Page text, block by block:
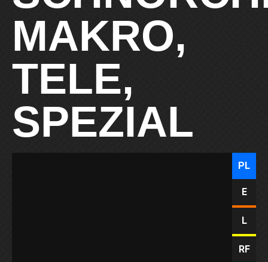
MAKRO,
TELE,
SPEZIAL
PL
E
L
RF